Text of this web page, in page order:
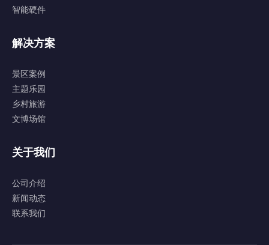
智能硬件
解决方案
景区案例
主题乐园
乡村旅游
文博场馆
关于我们
公司介绍
新闻动态
联系我们